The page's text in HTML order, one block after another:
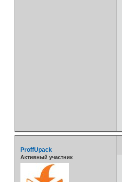
ProffUpack
Активный участник